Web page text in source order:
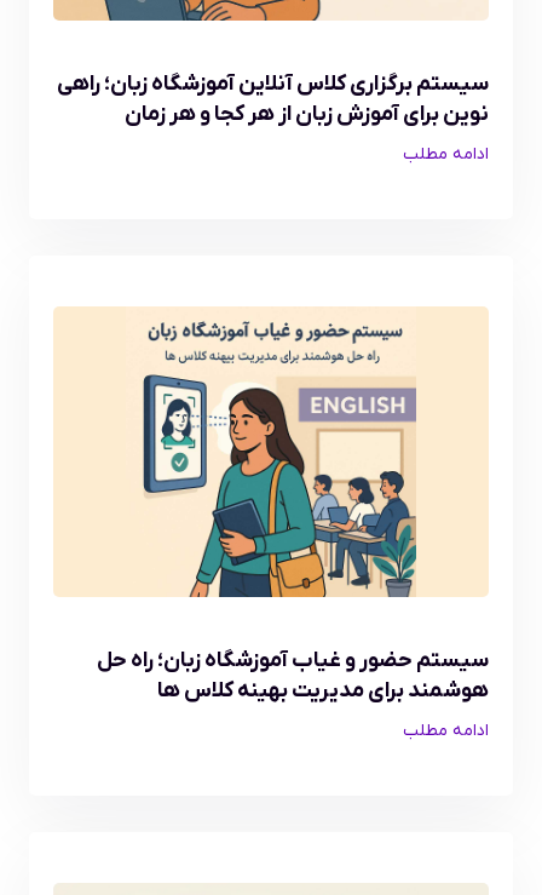
سیستم برگزاری کلاس آنلاین آموزشگاه زبان؛ راهی
نوین برای آموزش زبان از هر کجا و هر زمان
ادامه مطلب
سیستم حضور و غیاب آموزشگاه زبان؛ راه حل
هوشمند برای مدیریت بهینه کلاس ها
ادامه مطلب